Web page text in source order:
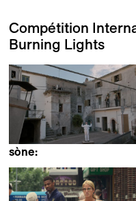
Compétition
Burning Lights
sòne: